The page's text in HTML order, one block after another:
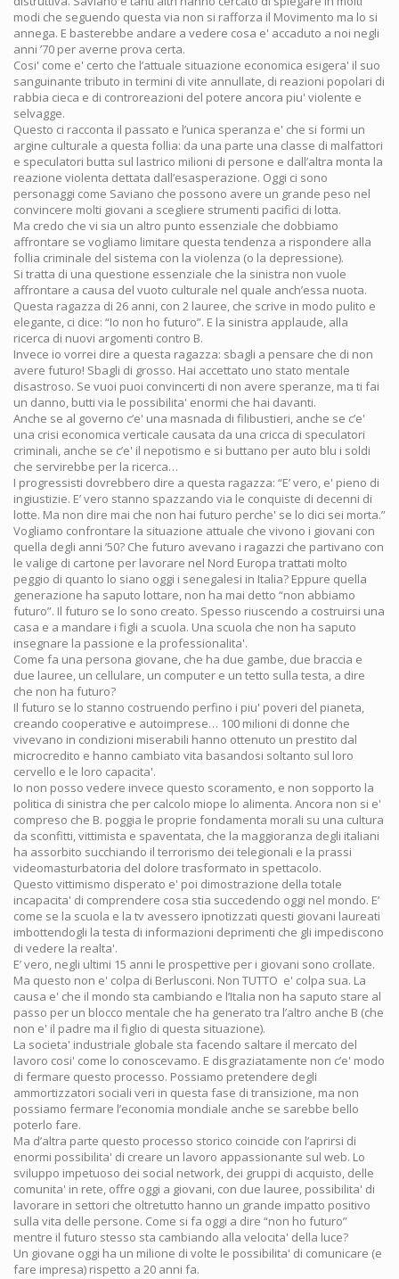
modi che seguendo questa via non si rafforza il Movimento ma lo si
annega. E basterebbe andare a vedere cosa e' accaduto a noi negli
anni ’70 per averne prova certa.
Cosi' come e' certo che l’attuale situazione economica esigera' il suo
sanguinante tributo in termini di vite annullate, di reazioni popolari di
rabbia cieca e di controreazioni del potere ancora piu' violente e
selvagge.
Questo ci racconta il passato e l’unica speranza e' che si formi un
argine culturale a questa follia: da una parte una classe di malfattori
e speculatori butta sul lastrico milioni di persone e dall’altra monta la
reazione violenta dettata dall’esasperazione. Oggi ci sono
personaggi come Saviano che possono avere un grande peso nel
convincere molti giovani a scegliere strumenti pacifici di lotta.
Ma credo che vi sia un altro punto essenziale che dobbiamo
affrontare se vogliamo limitare questa tendenza a rispondere alla
follia criminale del sistema con la violenza (o la depressione).
Si tratta di una questione essenziale che la sinistra non vuole
affrontare a causa del vuoto culturale nel quale anch’essa nuota.
Questa ragazza di 26 anni, con 2 lauree, che scrive in modo pulito e
elegante, ci dice: “Io non ho futuro”. E la sinistra applaude, alla
ricerca di nuovi argomenti contro B.
Invece io vorrei dire a questa ragazza: sbagli a pensare che di non
avere futuro! Sbagli di grosso. Hai accettato uno stato mentale
disastroso. Se vuoi puoi convincerti di non avere speranze, ma ti fai
un danno, butti via le possibilita' enormi che hai davanti.
Anche se al governo c’e' una masnada di filibustieri, anche se c’e'
una crisi economica verticale causata da una cricca di speculatori
criminali, anche se c’e' il nepotismo e si buttano per auto blu i soldi
che servirebbe per la ricerca…
I progressisti dovrebbero dire a questa ragazza: “E’ vero, e' pieno di
ingiustizie. E’ vero stanno spazzando via le conquiste di decenni di
lotte. Ma non dire mai che non hai futuro perche' se lo dici sei morta.”
Vogliamo confrontare la situazione attuale che vivono i giovani con
quella degli anni ’50? Che futuro avevano i ragazzi che partivano con
le valige di cartone per lavorare nel Nord Europa trattati molto
peggio di quanto lo siano oggi i senegalesi in Italia? Eppure quella
generazione ha saputo lottare, non ha mai detto “non abbiamo
futuro”. Il futuro se lo sono creato. Spesso riuscendo a costruirsi una
casa e a mandare i figli a scuola. Una scuola che non ha saputo
insegnare la passione e la professionalita'.
Come fa una persona giovane, che ha due gambe, due braccia e
due lauree, un cellulare, un computer e un tetto sulla testa, a dire
che non ha futuro?
Il futuro se lo stanno costruendo perfino i piu' poveri del pianeta,
creando cooperative e autoimprese… 100 milioni di donne che
vivevano in condizioni miserabili hanno ottenuto un prestito dal
microcredito e hanno cambiato vita basandosi soltanto sul loro
cervello e le loro capacita'.
Io non posso vedere invece questo scoramento, e non sopporto la
politica di sinistra che per calcolo miope lo alimenta. Ancora non si e'
compreso che B. poggia le proprie fondamenta morali su una cultura
da sconfitti, vittimista e spaventata, che la maggioranza degli italiani
ha assorbito succhiando il terrorismo dei telegionali e la prassi
videomasturbatoria del dolore trasformato in spettacolo.
Questo vittimismo disperato e' poi dimostrazione della totale
incapacita' di comprendere cosa stia succedendo oggi nel mondo. E’
come se la scuola e la tv avessero ipnotizzati questi giovani laureati
imbottendogli la testa di informazioni deprimenti che gli impediscono
di vedere la realta'.
E’ vero, negli ultimi 15 anni le prospettive per i giovani sono crollate.
Ma questo non e' colpa di Berlusconi. Non TUTTO e' colpa sua. La
causa e' che il mondo sta cambiando e l’Italia non ha saputo stare al
passo per un blocco mentale che ha generato tra l’altro anche B (che
non e' il padre ma il figlio di questa situazione).
La societa' industriale globale sta facendo saltare il mercato del
lavoro cosi' come lo conoscevamo. E disgraziatamente non c’e' modo
di fermare questo processo. Possiamo pretendere degli
ammortizzatori sociali veri in questa fase di transizione, ma non
possiamo fermare l’economia mondiale anche se sarebbe bello
poterlo fare.
Ma d’altra parte questo processo storico coincide con l’aprirsi di
enormi possibilita' di creare un lavoro appassionante sul web. Lo
sviluppo impetuoso dei social network, dei gruppi di acquisto, delle
comunita' in rete, offre oggi a giovani, con due lauree, possibilita' di
lavorare in settori che oltretutto hanno un grande impatto positivo
sulla vita delle persone. Come si fa oggi a dire “non ho futuro”
mentre il futuro stesso sta cambiando alla velocita' della luce?
Un giovane oggi ha un milione di volte le possibilita' di comunicare (e
fare impresa) rispetto a 20 anni fa.